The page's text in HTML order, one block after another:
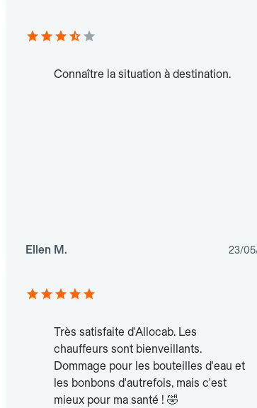
Connaître la situation à destination.
Ellen M. 23/
Très satisfaite d'Allocab. Les
chauffeurs sont bienveillants.
Dommage pour les bouteilles d'eau et
les bonbons d'autrefois, mais c'est
mieux pour ma santé ! 🤣